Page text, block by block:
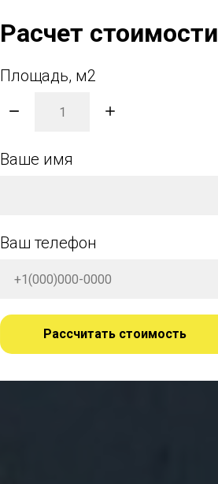
Расчет стоимости
Площадь, м2
Ваше имя
Ваш телефон
Рассчитать стоимость